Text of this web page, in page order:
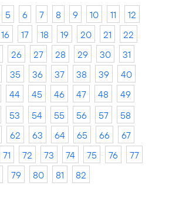
5 6 7 8 9 10 11
12
16 17 18 19 20 21
22
26 27 28 29 30
31
35 36 37 38 39
40
44 45 46 47 48
49
53 54 55 56 57
58
62 63 64 65 66
67
71 72 73 74 75 76
77
79 80 81 82